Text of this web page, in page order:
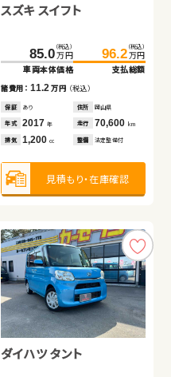
スズキ スイフト
85.0 （税込）
万円
車両本体価格
96.2 （税込）
万円
支払総額
諸費用： 11.2万円 （税込）
保証 あり 住所 岡山県
年式 2017年 走行 70,600 km
排気 1,200cc 整備 法定整備付
見積もり・在庫確認
ダイハツ タント
トヨタ ルーミー
98.6 （税込）
万円
車両本体価格
109.7 （税込）
万円
支払総額
諸費用： 11.1万円 （税込）
保証 あり 住所 埼玉県
年式 2018年 走行 56,300 km
排気 1,000cc 整備 法定整備付
見積もり・在庫確認
ホンダ Ｎ ＢＯＸ
ホンダ フリード
175.8 （税込）
万円
車両本体価格
179.8 （税込）
万円
支払総額
諸費用： 4.0万円（税込）
保証 あり 住所 北海道
年式 2017年 走行 59,900 km
排気 1,500cc 整備 法定整備付
見積もり・在庫確認
トヨタ プリウスＰＨＶ
スズキ ワゴンＲ
26.6 （税込）
万円
車両本体価格
34.8 （税込）
万円
支払総額
諸費用： 8.2万円（税込）
保証 あり 住所 青森県
年式 2010年 走行 79,200 km
排気 660cc 整備 法定整備付
見積もり・在庫確認